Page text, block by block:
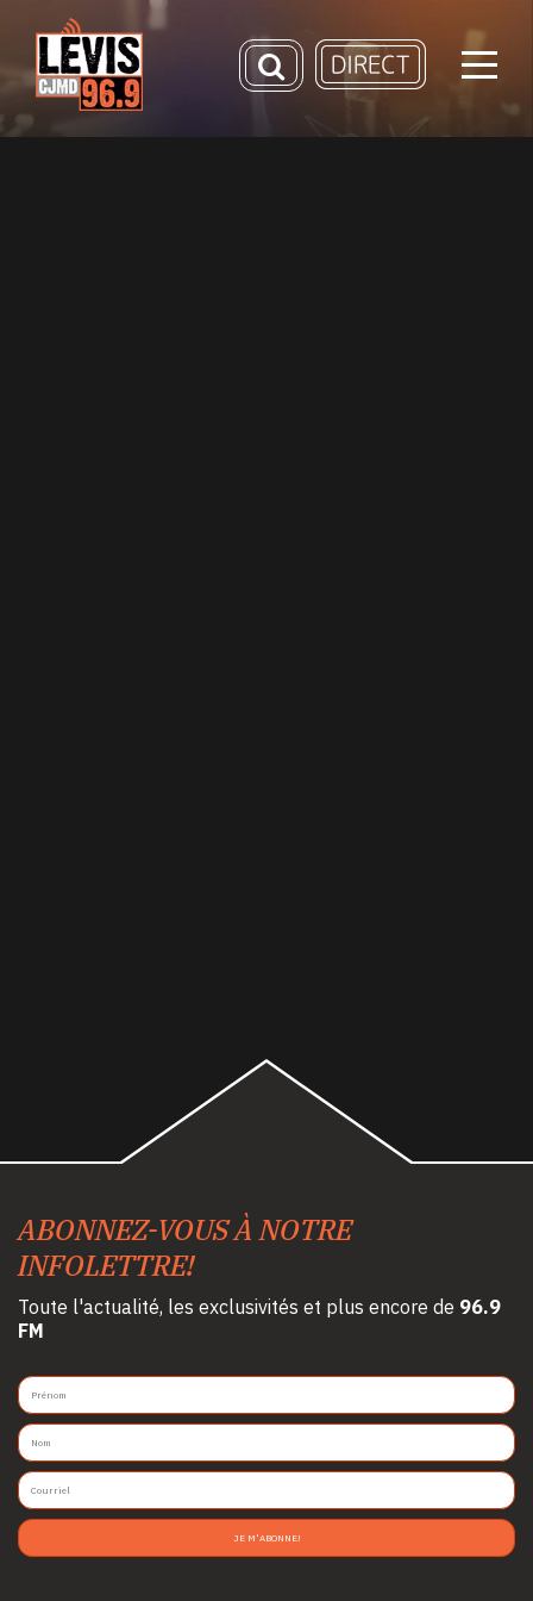
ABONNEZ-VOUS À NOTRE
INFOLETTRE!
Toute l'actualité, les exclusivités et plus encore de 96.9
FM
JE M'ABONNE!